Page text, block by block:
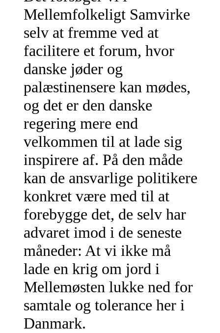
Mellemfolkeligt Samvirke
selv at fremme ved at
facilitere et forum, hvor
danske jøder og
palæstinensere kan mødes,
og det er den danske
regering mere end
velkommen til at lade sig
inspirere af. På den måde
kan de ansvarlige politikere
konkret være med til at
forebygge det, de selv har
advaret imod i de seneste
måneder: At vi ikke må
lade en krig om jord i
Mellemøsten lukke ned for
samtale og tolerance her i
Danmark.